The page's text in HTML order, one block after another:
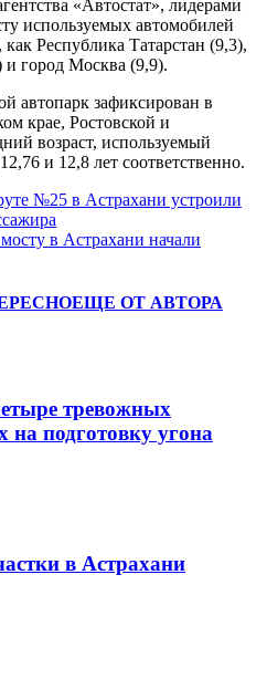
«Автостат», лидерами
используемых автомобилей
Республика Татарстан (9,3),
город Москва (9,9).
автопарк зафиксирован в
крае, Ростовской и
возраст, используемый
и 12,8 лет соответственно.
№25 в Астрахани устроили
в Астрахани начали
ЕЩЕ ОТ АВТОРА
тревожных
подготовку угона
в Астрахани